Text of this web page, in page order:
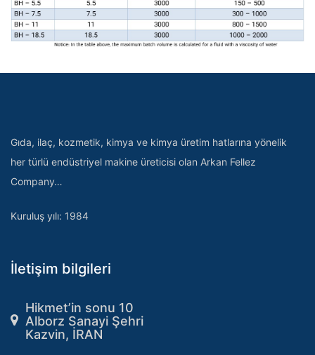
Gıda, ilaç, kozmetik, kimya ve kimya üretim hatlarına yönelik
her türlü endüstriyel makine üreticisi olan Arkan Fellez
Company…
Kuruluş yılı: 1984
İletişim bilgileri
Hikmet’in sonu 10
Alborz Sanayi Şehri
Kazvin, İRAN